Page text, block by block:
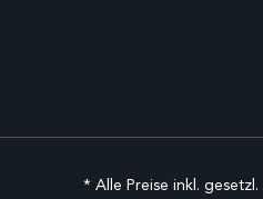
* Alle Preise inkl.